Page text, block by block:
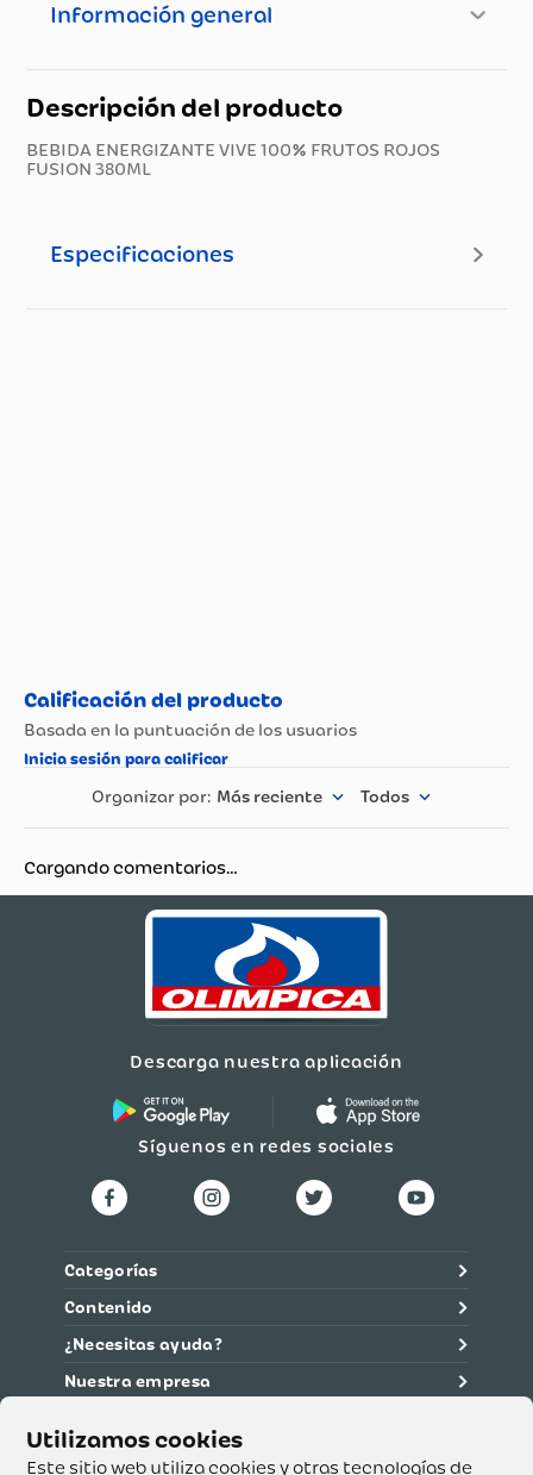
Este sitio web utiliza cookies y otras tecnologías de
Información general
Descripción del producto
BEBIDA ENERGIZANTE VIVE 100% FRUTOS ROJOS
FUSION 380ML
Especificaciones
Más reciente Todos
Cargando comentarios…
Descarga nuestra aplicación
Síguenos en redes sociales
Categorías
Contenido
¿Necesitas ayuda?
Nuestra empresa